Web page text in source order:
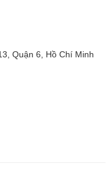
Quận 6, Hồ Chí Minh